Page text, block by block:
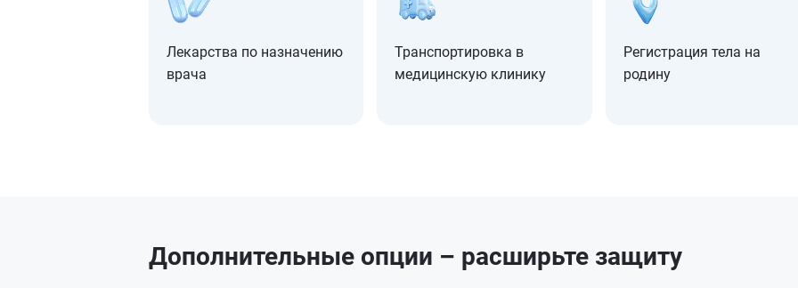
Лекарства по назначению
врача
Транспортировка в
медицинскую клинику
Регистрация тела на
родину
Дополнительные опции – расширьте защиту